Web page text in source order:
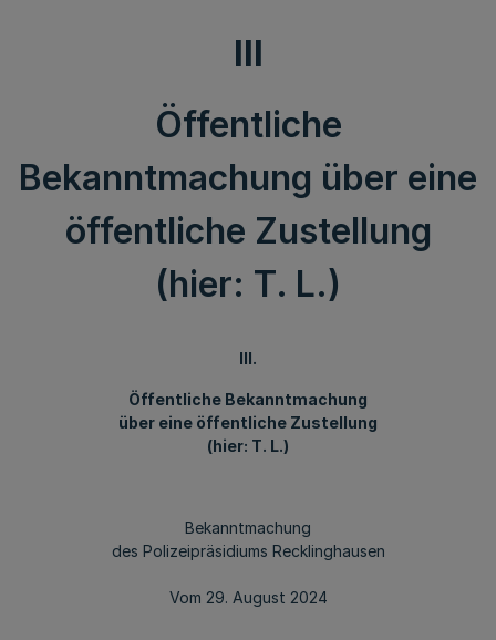
III
Öffentliche
Bekanntmachung über eine
öffentliche Zustellung
(hier: T. L.)
III.
Öffentliche Bekanntmachung
über eine öffentliche Zustellung
(hier: T. L.)
Bekanntmachung
des Polizeipräsidiums Recklinghausen
Vom 29. August 2024